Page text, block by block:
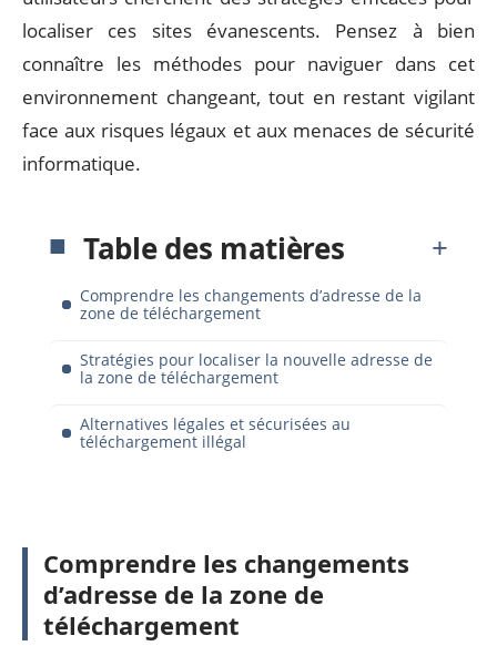
localiser ces sites évanescents. Pensez à bien
connaître les méthodes pour naviguer dans cet
environnement changeant, tout en restant vigilant
face aux risques légaux et aux menaces de sécurité
informatique.
Table des matières
Comprendre les changements d’adresse de la
zone de téléchargement
Stratégies pour localiser la nouvelle adresse de
la zone de téléchargement
Alternatives légales et sécurisées au
téléchargement illégal
Comprendre les changements
d’adresse de la zone de
téléchargement